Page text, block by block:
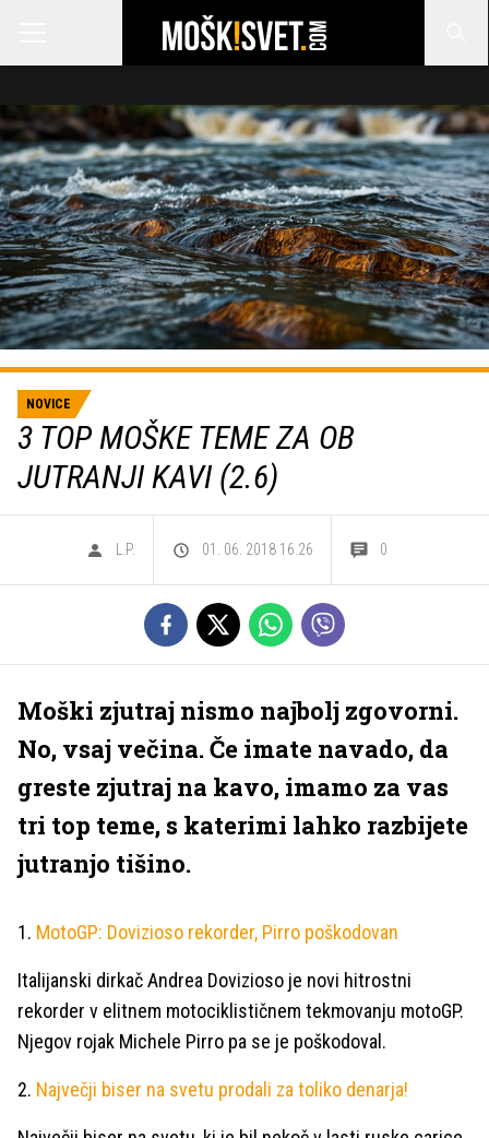
NOVICE
3 TOP MOŠKE TEME ZA OB
JUTRANJI KAVI (2.6)
L.P. 01. 06. 2018 16.26 0
Moški zjutraj nismo najbolj zgovorni.
No, vsaj večina. Če imate navado, da
greste zjutraj na kavo, imamo za vas
tri top teme, s katerimi lahko razbijete
jutranjo tišino.
1. MotoGP: Dovizioso rekorder, Pirro poškodovan
Italijanski dirkač Andrea Dovizioso je novi hitrostni
rekorder v elitnem motociklističnem tekmovanju motoGP.
Njegov rojak Michele Pirro pa se je poškodoval.
2. Največji biser na svetu prodali za toliko denarja!